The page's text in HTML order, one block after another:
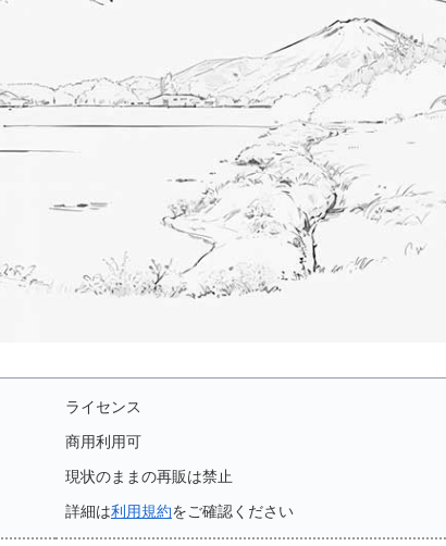
ライセンス
商用利用可
現状のままの再販は禁止
詳細は利用規約をご確認ください